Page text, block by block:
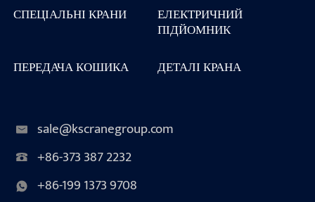
СПЕЦІАЛЬНІ КРАНИ ЕЛЕКТРИЧНИЙ
ПІДЙОМНИК
ПЕРЕДАЧА КОШИКА
ДЕТАЛІ КРАНА
sale@kscranegroup.com
+86-373 387 2232
+86-199 1373 9708